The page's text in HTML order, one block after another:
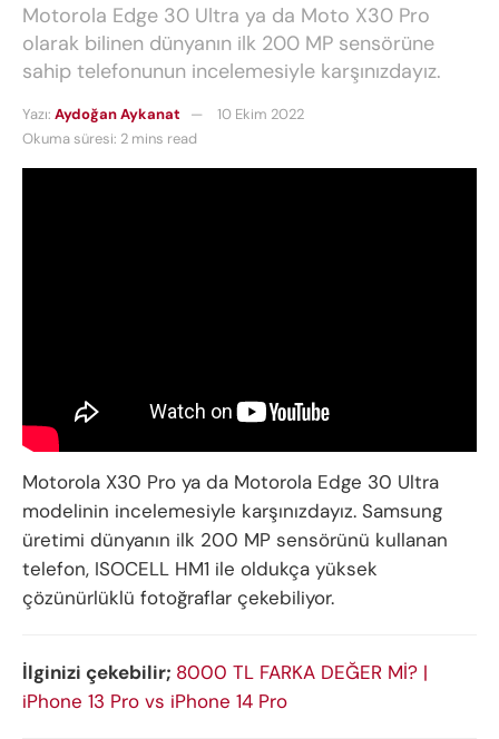
Motorola Edge 30 Ultra ya da Moto X30 Pro
olarak bilinen dünyanın ilk 200 MP sensörüne
sahip telefonunun incelemesiyle karşınızdayız.
Yazı: Aydoğan Aykanat
10 Ekim 2022
Okuma süresi: 2 mins read
Motorola X30 Pro ya da Motorola Edge 30 Ultra
modelinin incelemesiyle karşınızdayız. Samsung
üretimi dünyanın ilk 200 MP sensörünü kullanan
telefon, ISOCELL HM1 ile oldukça yüksek
çözünürlüklü fotoğraflar çekebiliyor.
İlginizi çekebilir; 8000 TL FARKA DEĞER Mİ? |
iPhone 13 Pro vs iPhone 14 Pro